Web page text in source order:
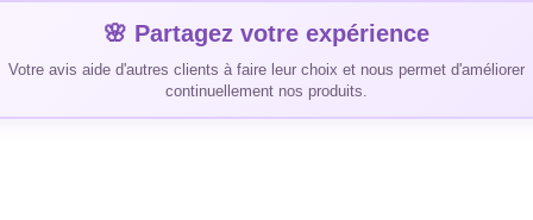
🌸 Partagez votre expérience
Votre avis aide d'autres clients à faire leur choix et nous permet d'améliorer
continuellement nos produits.